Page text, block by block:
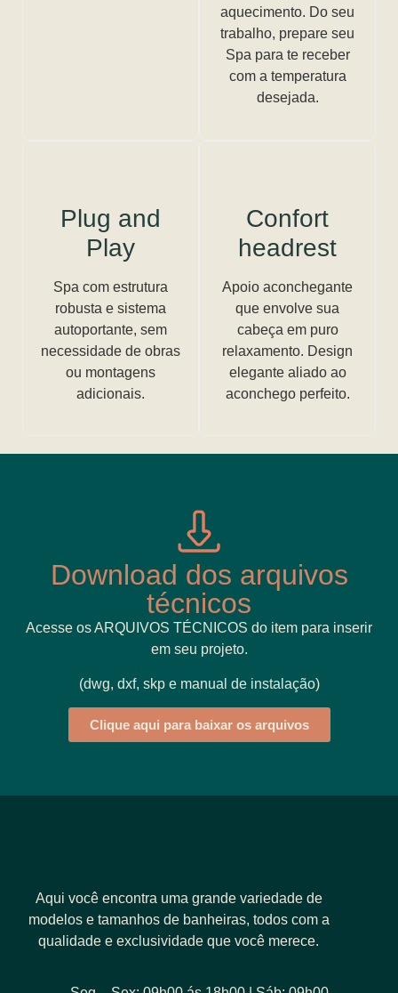
aquecimento. Do seu
trabalho, prepare seu
Spa para te receber
com a temperatura
desejada.
Plug and
Play
Spa com estrutura
robusta e sistema
autoportante, sem
necessidade de obras
ou montagens
adicionais.
Confort
headrest
Apoio aconchegante
que envolve sua
cabeça em puro
relaxamento. Design
elegante aliado ao
aconchego perfeito.
Download dos arquivos
técnicos
Acesse os ARQUIVOS TÉCNICOS do item para inserir
em seu projeto.
(dwg, dxf, skp e manual de instalação)
Clique aqui para baixar os arquivos
Aqui você encontra uma grande variedade de
modelos e tamanhos de banheiras, todos com a
qualidade e exclusividade que você merece.